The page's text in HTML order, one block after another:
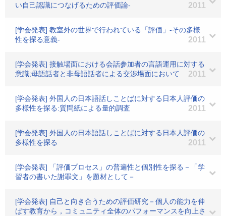
い自己認識につなげるための評価論-
2011
[学会発表] 教室外の世界で行われている「評価」-その多様
性を探る意義-
2011
[学会発表] 接触場面における会話参加者の言語運用に対する
意識;母語話者と非母語話者による交渉場面において
2011
[学会発表] 外国人の日本語話しことばに対する日本人評価の
多様性を探る:質問紙による量的調査
2011
[学会発表] 外国人の日本語話しことばに対する日本人評価の
多様性を探る
2011
[学会発表] 「評価プロセス」の普遍性と個別性を探る－「学
習者の書いた謝罪文」を題材として－
[学会発表] 自己と向き合うための評価研究－個人の能力を伸
ばす教育から，コミュニティ全体のパフォーマンスを向上さ